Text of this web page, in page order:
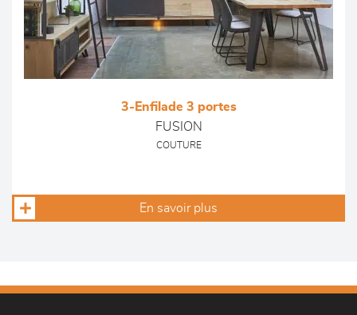
3-Enfilade 3 portes
FUSION
COUTURE
En savoir plus